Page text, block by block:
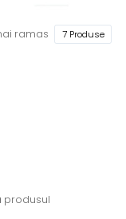
ramas 7 Produse
produsul